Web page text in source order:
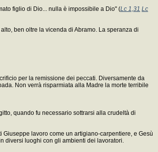
figlio di Dio... nulla è impossibile a Dio" (Lc 1,31 Lc
ben oltre la vicenda di Abramo. La speranza di
per la remissione dei peccati. Diversamente da
Non verrà risparmiata alla Madre la morte terribile
quando fu necessario sottrarsi alla crudeltà di
lavoro come un artigiano-carpentiere, e Gesù
diversi luoghi con gli ambienti dei lavoratori.